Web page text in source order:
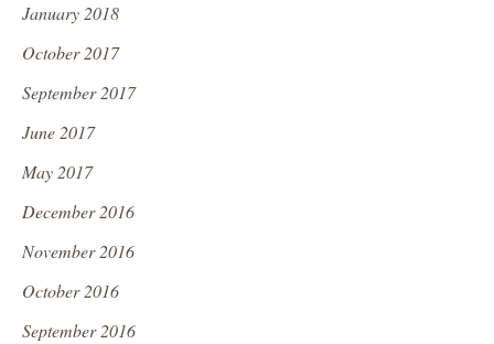
January 2018
October 2017
September 2017
June 2017
May 2017
December 2016
November 2016
October 2016
September 2016